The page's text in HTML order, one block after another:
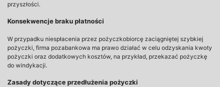
przyszłości.
Konsekwencje braku płatności
W przypadku niespłacenia przez pożyczkobiorcę zaciągniętej szybkiej
pożyczki, firma pozabankowa ma prawo działać w celu odzyskania kwoty
pożyczki oraz dodatkowych kosztów, na przykład, przekazać pożyczkę
do windykacji.
Zasady dotyczące przedłużenia pożyczki